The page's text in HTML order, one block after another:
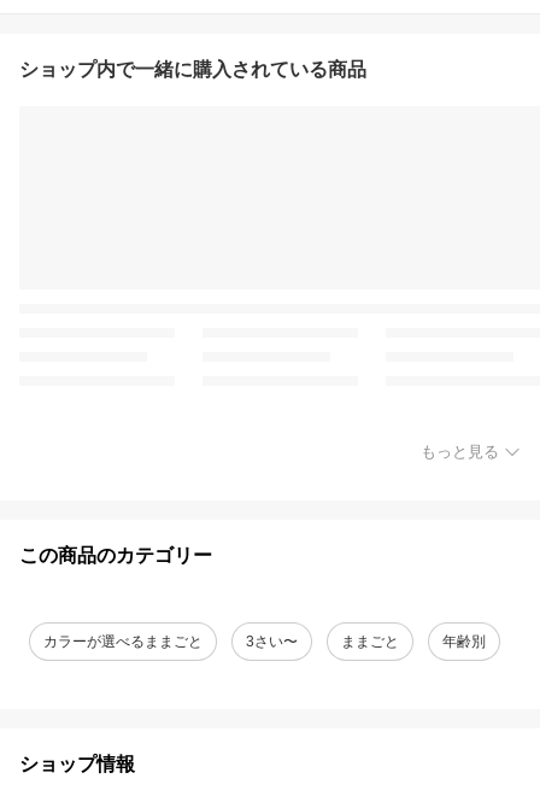
ショップ内で一緒に購入されている商品
もっと見る
この商品のカテゴリー
カラーが選べるままごと 3さい〜 ままごと 年齢別
ショップ情報